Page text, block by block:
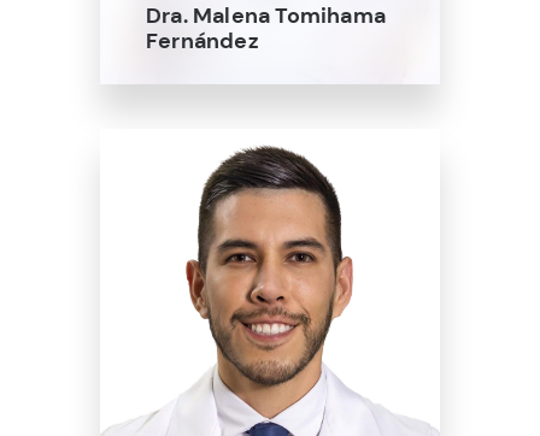
Dra. Malena Tomihama
Fernández